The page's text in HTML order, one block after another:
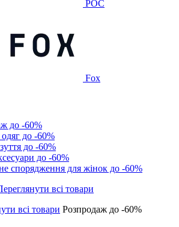
POC
Fox
до -60%
до -60%
до -60%
до -60%
спорядження для жінок до -60%
всі товари Розпродаж до -60%